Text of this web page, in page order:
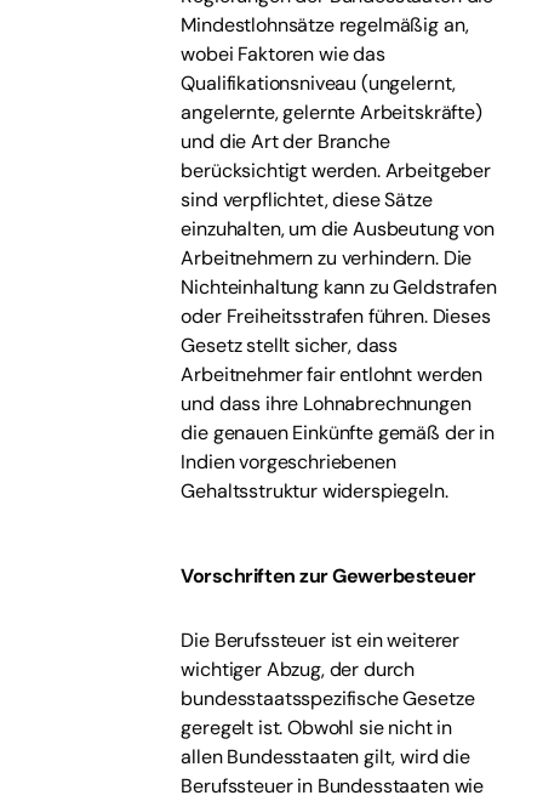
Mindestlohnsätze regelmäßig an,
wobei Faktoren wie das
Qualifikationsniveau (ungelernt,
angelernte, gelernte Arbeitskräfte)
und die Art der Branche
berücksichtigt werden. Arbeitgeber
sind verpflichtet, diese Sätze
einzuhalten, um die Ausbeutung von
Arbeitnehmern zu verhindern. Die
Nichteinhaltung kann zu Geldstrafen
oder Freiheitsstrafen führen. Dieses
Gesetz stellt sicher, dass
Arbeitnehmer fair entlohnt werden
und dass ihre Lohnabrechnungen
die genauen Einkünfte gemäß der in
Indien vorgeschriebenen
Gehaltsstruktur widerspiegeln.
Vorschriften zur Gewerbesteuer
Die Berufssteuer ist ein weiterer
wichtiger Abzug, der durch
bundesstaatsspezifische Gesetze
geregelt ist. Obwohl sie nicht in
allen Bundesstaaten gilt, wird die
Berufssteuer in Bundesstaaten wie